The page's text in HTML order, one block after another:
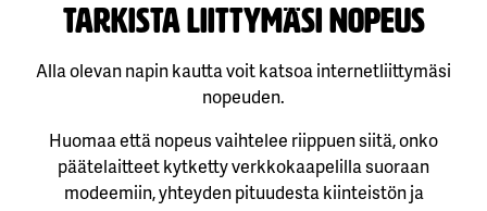
Tarkista liittymäsi nopeus
Alla olevan napin kautta voit katsoa internetliittymäsi
nopeuden.
Huomaa että nopeus vaihtelee riippuen siitä, onko
päätelaitteet kytketty verkkokaapelilla suoraan
modeemiin, yhteyden pituudesta kiinteistön ja